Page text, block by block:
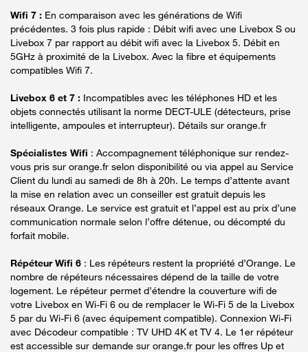
Wifi 7 : En comparaison avec les générations de Wifi
précédentes. 3 fois plus rapide : Débit wifi avec une Livebox S ou
Livebox 7 par rapport au débit wifi avec la Livebox 5. Débit en
5GHz à proximité de la Livebox. Avec la fibre et équipements
compatibles Wifi 7.
Livebox 6 et 7 : Incompatibles avec les téléphones HD et les
objets connectés utilisant la norme DECT-ULE (détecteurs, prise
intelligente, ampoules et interrupteur). Détails sur orange.fr
Spécialistes Wifi : Accompagnement téléphonique sur rendez-
vous pris sur orange.fr selon disponibilité ou via appel au Service
Client du lundi au samedi de 8h à 20h. Le temps d’attente avant
la mise en relation avec un conseiller est gratuit depuis les
réseaux Orange. Le service est gratuit et l’appel est au prix d’une
communication normale selon l’offre détenue, ou décompté du
forfait mobile.
Répéteur Wifi 6 : Les répéteurs restent la propriété d’Orange. Le
nombre de répéteurs nécessaires dépend de la taille de votre
logement. Le répéteur permet d’étendre la couverture wifi de
votre Livebox en Wi-Fi 6 ou de remplacer le Wi-Fi 5 de la Livebox
5 par du Wi-Fi 6 (avec équipement compatible). Connexion Wi-Fi
avec Décodeur compatible : TV UHD 4K et TV 4. Le 1er répéteur
est accessible sur demande sur orange.fr pour les offres Up et